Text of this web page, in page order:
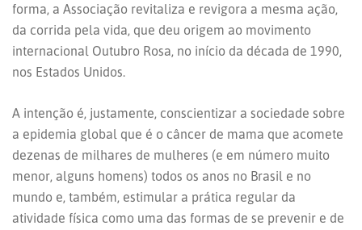
forma, a Associação revitaliza e revigora a mesma ação,
da corrida pela vida, que deu origem ao movimento
internacional Outubro Rosa, no início da década de 1990,
nos Estados Unidos.
A intenção é, justamente, conscientizar a sociedade sobre
a epidemia global que é o câncer de mama que acomete
dezenas de milhares de mulheres (e em número muito
menor, alguns homens) todos os anos no Brasil e no
mundo e, também, estimular a prática regular da
atividade física como uma das formas de se prevenir e de